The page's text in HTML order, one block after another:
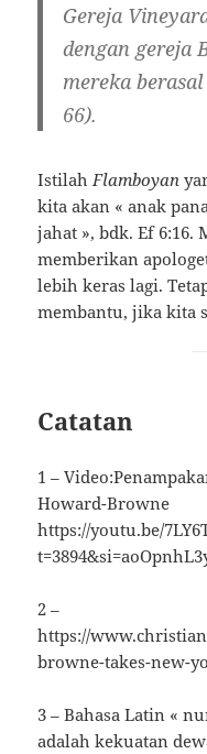
Gereja
dengan gereja
mereka
66).
Istilah Flamboyan
kita akan « anak
jahat », bdk. Ef 6:16.
memberikan
lebih keras lagi.
membantu, jika kita
Catatan
1 –
Howard-Browne
https://youtu.be/
2 –
https://
browne-takes-new-
3 – Bahasa Latin «
adalah kekuatan